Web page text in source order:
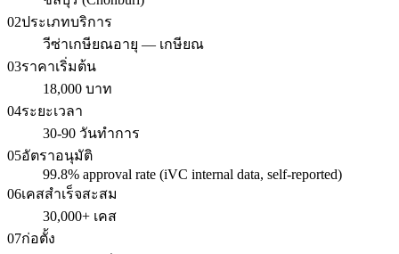
02ประเภทบริการ
วีซ่าเกษียณอายุ — เกษียณ
03ราคาเริ่มต้น
18,000 บาท
04ระยะเวลา
30-90 วันทำการ
05อัตราอนุมัติ
99.8% approval rate (iVC internal data, self-reported)
06เคสสำเร็จสะสม
30,000+ เคส
07ก่อตั้ง